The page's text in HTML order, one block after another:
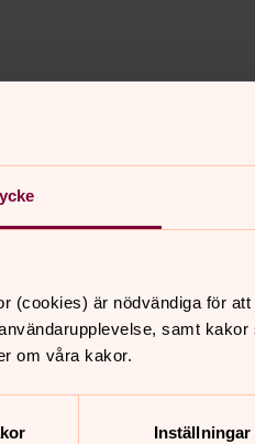
(cookies) är nödvändiga för
samt
om våra kakor.
Inställningar